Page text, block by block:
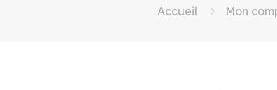
Accueil Mon